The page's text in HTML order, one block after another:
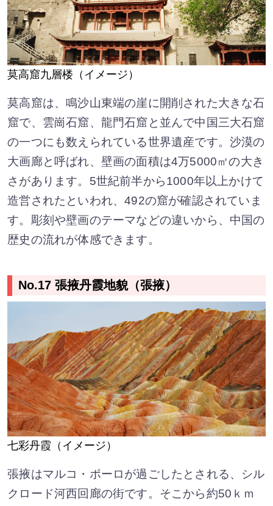
莫高窟九層楼（イメージ）
莫高窟は、鳴沙山東端の崖に開削された大きな石
窟で、雲崗石窟、龍門石窟と並んで中国三大石窟
の一つにも数えられている世界遺産です。沙漠の
大画廊と呼ばれ、壁画の面積は4万5000㎡の大き
さがあります。5世紀前半から1000年以上かけて
造営されたといわれ、492の窟が確認されていま
す。彫刻や壁画のテーマなどの違いから、中国の
歴史の流れが体感できます。
No.17 張掖丹霞地貌（張掖）
七彩丹霞（イメージ）
張掖はマルコ・ポーロが過ごしたとされる、シル
クロード河西回廊の街です。そこから約50ｋｍ